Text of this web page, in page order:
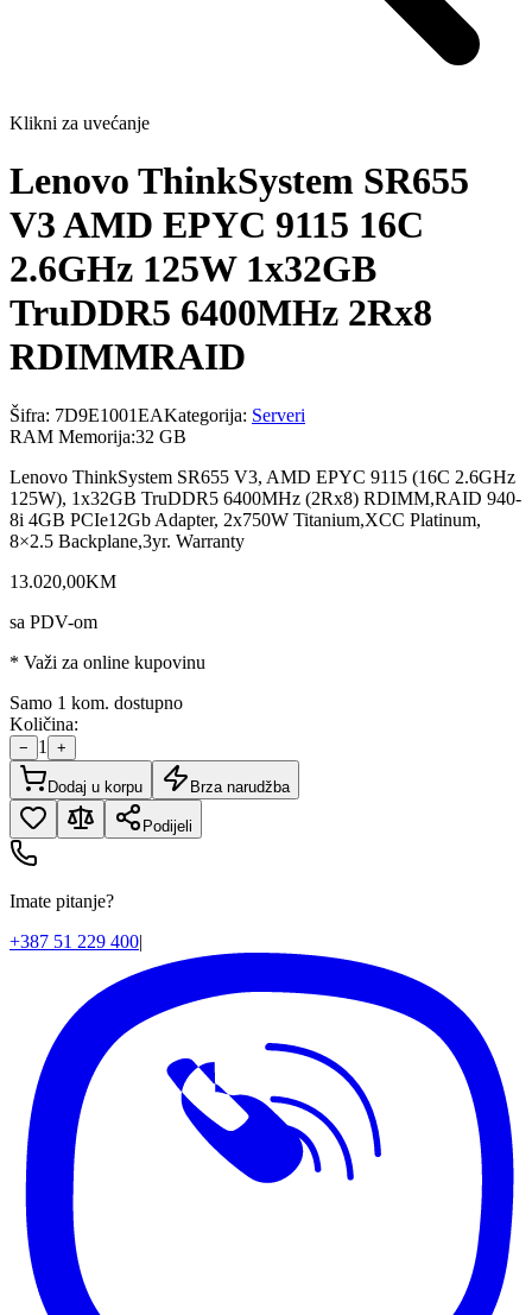
Klikni za uvećanje
Lenovo ThinkSystem SR655
V3 AMD EPYC 9115 16C
2.6GHz 125W 1x32GB
TruDDR5 6400MHz 2Rx8
RDIMMRAID
Šifra: 7D9E1001EAKategorija: Serveri
RAM Memorija:32 GB
Lenovo ThinkSystem SR655 V3, AMD EPYC 9115 (16C 2.6GHz
125W), 1x32GB TruDDR5 6400MHz (2Rx8) RDIMM,RAID 940-
8i 4GB PCIe12Gb Adapter, 2x750W Titanium,XCC Platinum,
8×2.5 Backplane,3yr. Warranty
13.020,00KM
sa PDV-om
* Važi za online kupovinu
Samo 1 kom. dostupno
Količina:
− 1 +
Dodaj u korpu Brza narudžba
Podijeli
Imate pitanje?
+387 51 229 400|